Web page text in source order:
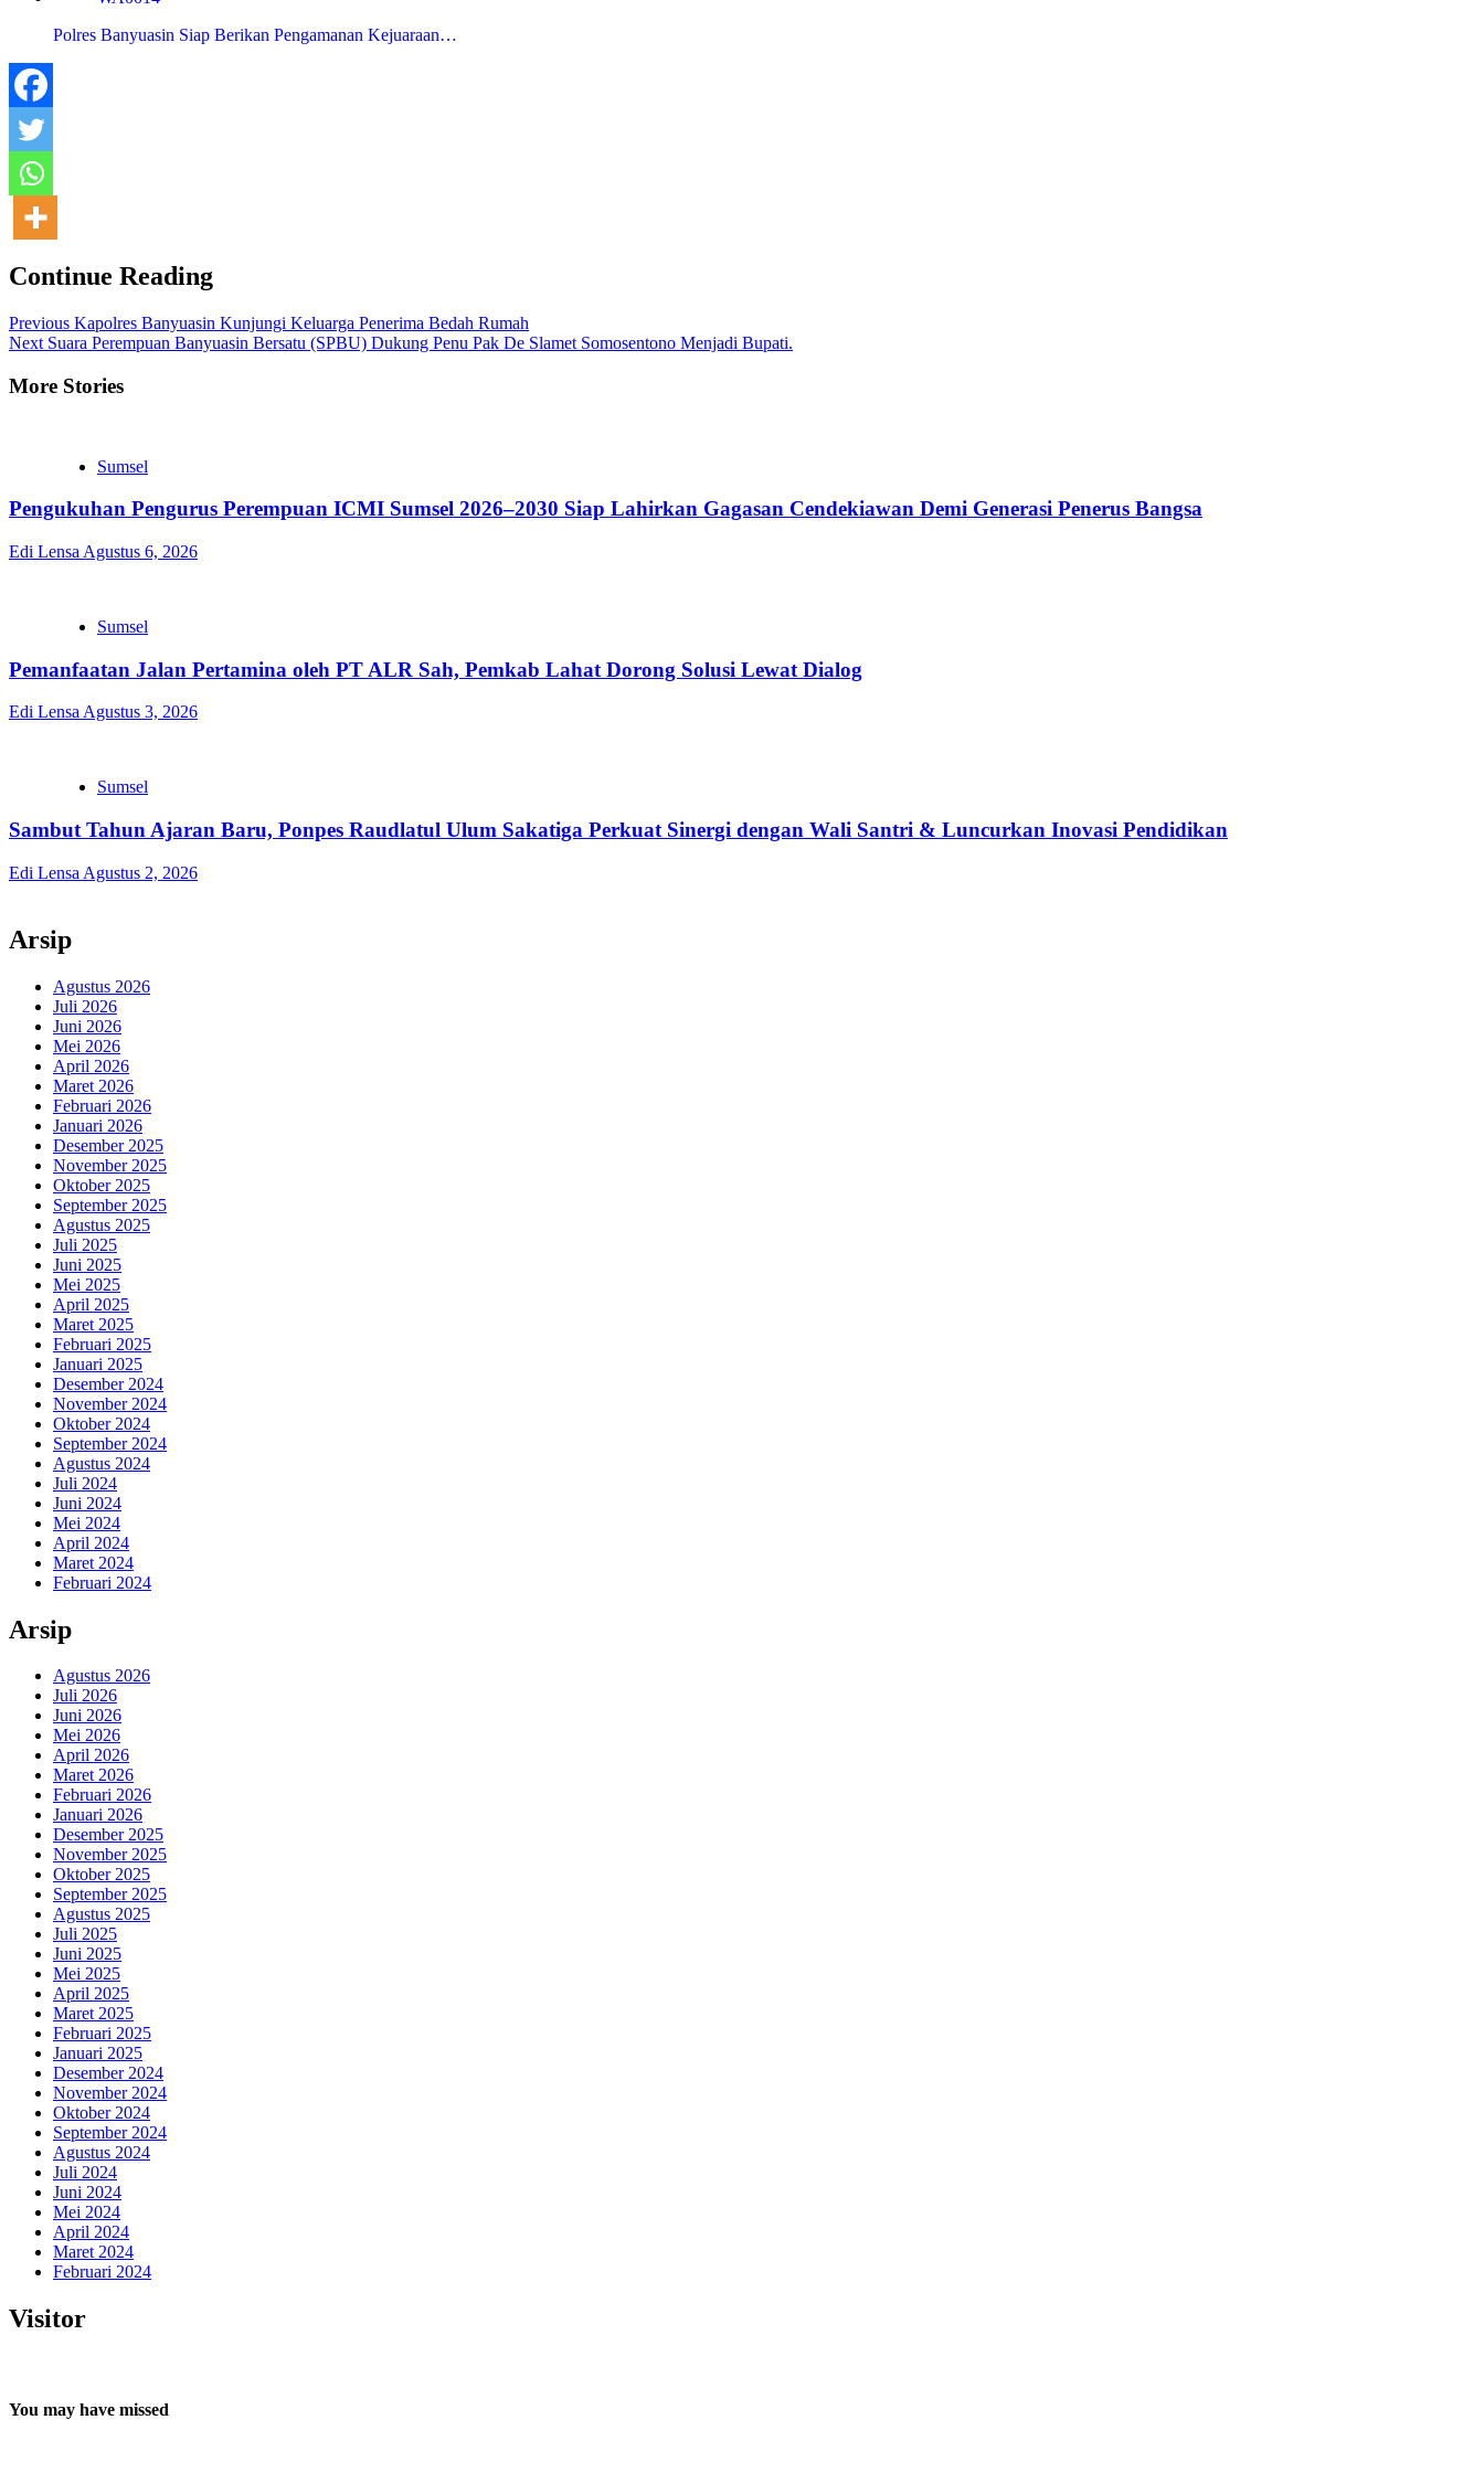
Polres Banyuasin Siap Berikan Pengamanan Kejuaraan…
Continue Reading
Previous Kapolres Banyuasin Kunjungi Keluarga Penerima Bedah Rumah
Next Suara Perempuan Banyuasin Bersatu (SPBU) Dukung Penu Pak De Slamet Somosentono Menjadi Bupati.
More Stories
Sumsel
Pengukuhan Pengurus Perempuan ICMI Sumsel 2026–2030 Siap Lahirkan Gagasan Cendekiawan Demi Generasi Penerus Bangsa
Edi Lensa Agustus 6, 2026
Sumsel
Pemanfaatan Jalan Pertamina oleh PT ALR Sah, Pemkab Lahat Dorong Solusi Lewat Dialog
Edi Lensa Agustus 3, 2026
Sumsel
Sambut Tahun Ajaran Baru, Ponpes Raudlatul Ulum Sakatiga Perkuat Sinergi dengan Wali Santri & Luncurkan Inovasi Pendidikan
Edi Lensa Agustus 2, 2026
Arsip
Agustus 2026
Juli 2026
Juni 2026
Mei 2026
April 2026
Maret 2026
Februari 2026
Januari 2026
Desember 2025
November 2025
Oktober 2025
September 2025
Agustus 2025
Juli 2025
Juni 2025
Mei 2025
April 2025
Maret 2025
Februari 2025
Januari 2025
Desember 2024
November 2024
Oktober 2024
September 2024
Agustus 2024
Juli 2024
Juni 2024
Mei 2024
April 2024
Maret 2024
Februari 2024
Arsip
Agustus 2026
Juli 2026
Juni 2026
Mei 2026
April 2026
Maret 2026
Februari 2026
Januari 2026
Desember 2025
November 2025
Oktober 2025
September 2025
Agustus 2025
Juli 2025
Juni 2025
Mei 2025
April 2025
Maret 2025
Februari 2025
Januari 2025
Desember 2024
November 2024
Oktober 2024
September 2024
Agustus 2024
Juli 2024
Juni 2024
Mei 2024
April 2024
Maret 2024
Februari 2024
Visitor
You may have missed